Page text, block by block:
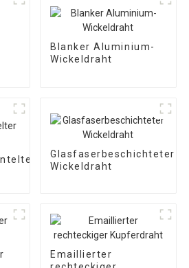
Blanker Aluminium-
Wickeldraht
Glasfaserbeschichteter
Wickeldraht
Emaillierter